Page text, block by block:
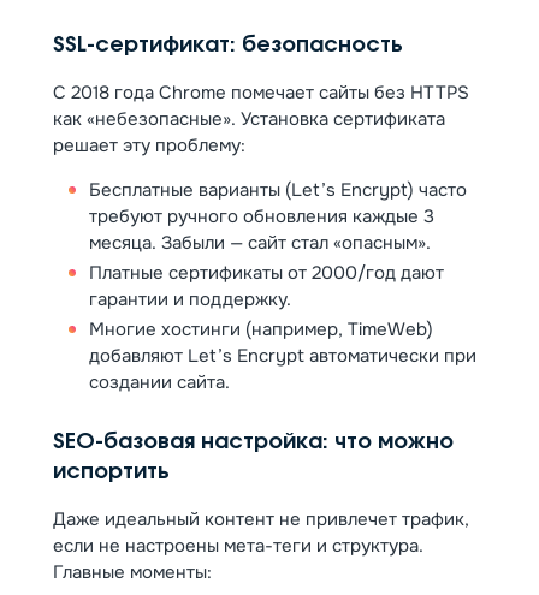
SSL-сертификат: безопасность
С 2018 года Chrome помечает сайты без HTTPS
как «небезопасные». Установка сертификата
решает эту проблему:
Бесплатные варианты (Let’s Encrypt) часто
требуют ручного обновления каждые 3
месяца. Забыли — сайт стал «опасным».
Платные сертификаты от 2000/год дают
гарантии и поддержку.
Многие хостинги (например, TimeWeb)
добавляют Let’s Encrypt автоматически при
создании сайта.
SEO-базовая настройка: что можно
испортить
Даже идеальный контент не привлечет трафик,
если не настроены мета-теги и структура.
Главные моменты: